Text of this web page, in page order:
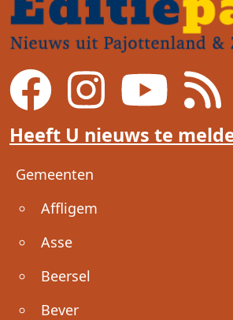
Heeft U nieuws te
Voet
Gemeenten
Affligem
Asse
Beersel
Bever